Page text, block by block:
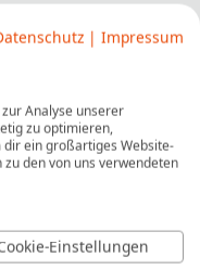
| Impressum
Analyse unserer
zu optimieren,
ein großartiges Website-
den von uns verwendeten
Einstellungen